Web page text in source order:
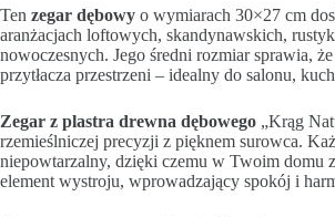
Ten zegar dębowy o wymiarach 30×27 cm
aranżacjach loftowych, skandynawskich,
nowoczesnych. Jego średni rozmiar sprawia,
przytłacza przestrzeni – idealny do salonu,
Zegar z plastra drewna dębowego „Krąg
rzemieślniczej precyzji z pięknem surowca.
niepowtarzalny, dzięki czemu w Twoim domu
element wystroju, wprowadzający spokój i